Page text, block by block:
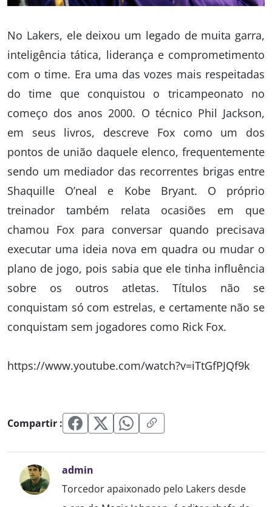
No Lakers, ele deixou um legado de muita garra,
inteligência tática, liderança e comprometimento
com o time. Era uma das vozes mais respeitadas
do time que conquistou o tricampeonato no
começo dos anos 2000. O técnico Phil Jackson,
em seus livros, descreve Fox como um dos
pontos de união daquele elenco, frequentemente
sendo um mediador das recorrentes brigas entre
Shaquille O’neal e Kobe Bryant. O próprio
treinador também relata ocasiões em que
chamou Fox para conversar quando precisava
executar uma ideia nova em quadra ou mudar o
plano de jogo, pois sabia que ele tinha influência
sobre os outros atletas. Títulos não se
conquistam só com estrelas, e certamente não se
conquistam sem jogadores como Rick Fox.
https://www.youtube.com/watch?v=iTtGfPJQf9k
Compartir :
admin
Torcedor apaixonado pelo Lakers desde